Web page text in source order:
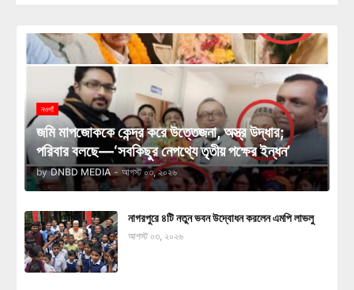
নওগাঁ
জমি মাপজোককে কেন্দ্র করে উত্তেজনা, অস্ত্র উদ্ধার;
পরিবার বলছে—‘সবকিছুর নেপথ্যে তৃতীয় পক্ষের ইন্ধন’
by DNBD MEDIA - আগস্ট ০৩, ২০২৬
নাগরপুরে ৪টি নতুন ভবন উদ্বোধন করলেন এমপি লাভলু
আগস্ট ০৩, ২০২৬